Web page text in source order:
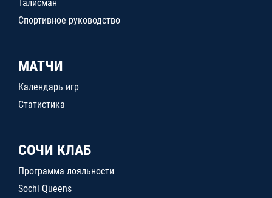
Талисман
Спортивное руководство
МАТЧИ
Календарь игр
Статистика
СОЧИ КЛАБ
Программа лояльности
Sochi Queens